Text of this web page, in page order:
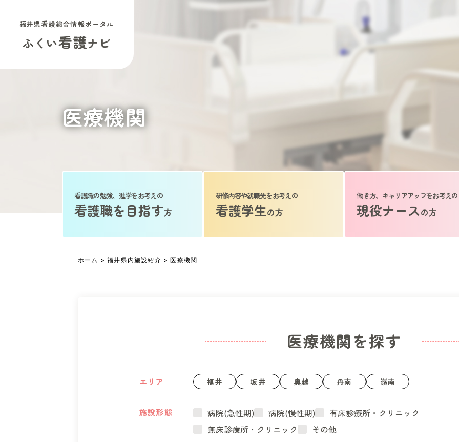
福井県看護総合情報ポータル
ふくい看護ナビ
医療機関
看護職の勉強、進学をお考えの
看護職を目指す方
研修内容や就職先をお考えの
看護学生の方
働き方、キャリアアップをお考えの
現役ナースの方
ホーム >福井県内施設紹介 > 医療機関
医療機関を探す
エリア 福井 坂井 奥越 丹南 嶺南
施設形態 病院(急性期) 病院(慢性期)
有床診療所・クリニック
無床診療所・クリニック
その他